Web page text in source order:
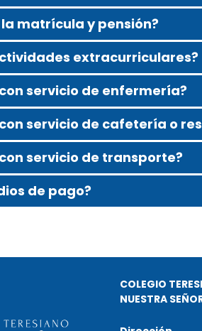
matrícula y pensión?
extracurriculares?
servicio de enfermería?
servicio de cafetería o
servicio de transporte?
de pago?
COLEGIO
NUESTRA